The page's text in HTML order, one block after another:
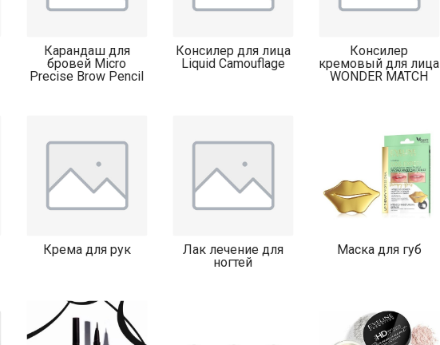
Карандаш для
бровей Micro
Precise Brow Pencil
Консилер для лица
Liquid Camouflage
Консилер
кремовый для лица
WONDER MATCH
Крема для рук
Лак лечение для
ногтей
Маска для губ